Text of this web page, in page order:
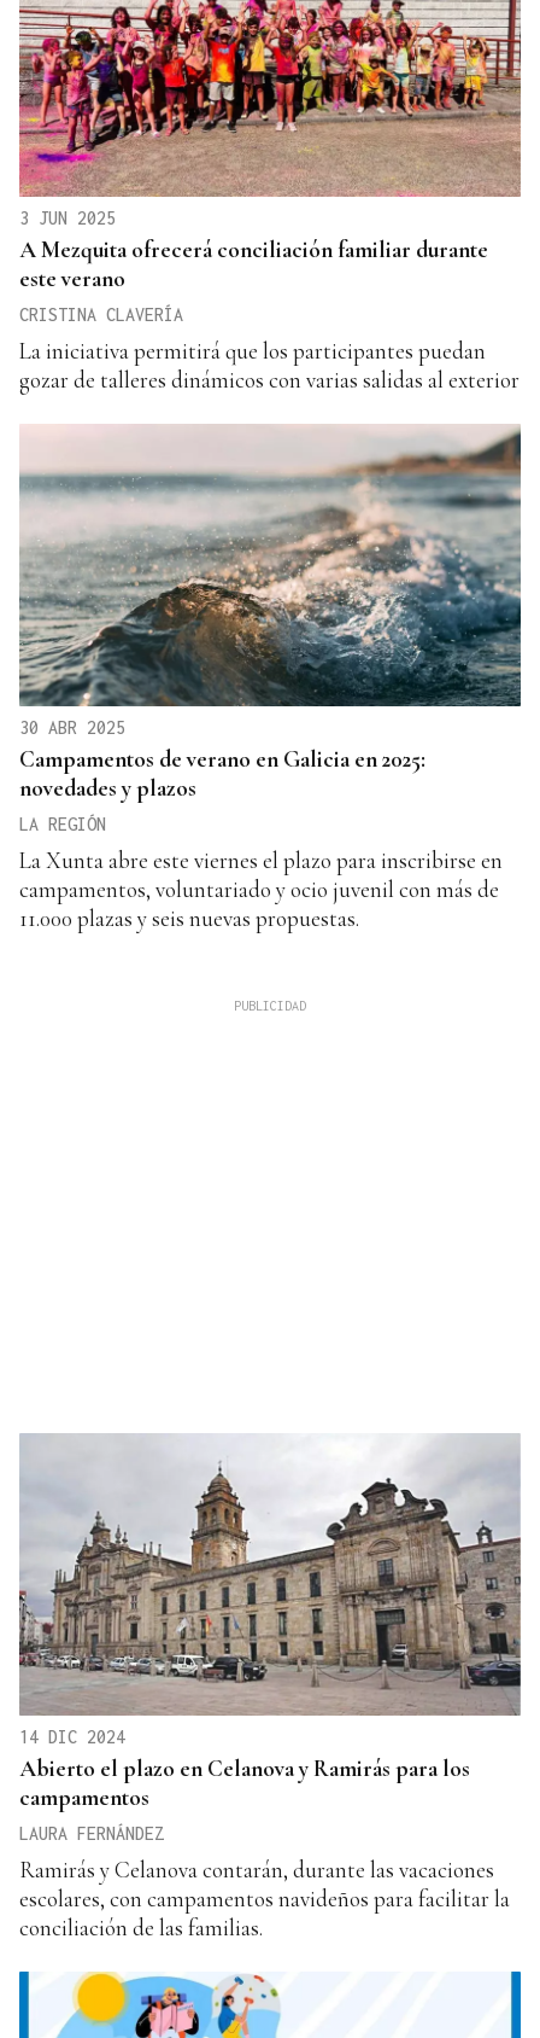
3 JUN 2025
A Mezquita ofrecerá conciliación familiar durante
este verano
CRISTINA CLAVERÍA
La iniciativa permitirá que los participantes puedan
gozar de talleres dinámicos con varias salidas al exterior
30 ABR 2025
Campamentos de verano en Galicia en 2025:
novedades y plazos
LA REGIÓN
La Xunta abre este viernes el plazo para inscribirse en
campamentos, voluntariado y ocio juvenil con más de
11.000 plazas y seis nuevas propuestas.
14 DIC 2024
Abierto el plazo en Celanova y Ramirás para los
campamentos
LAURA FERNÁNDEZ
Ramirás y Celanova contarán, durante las vacaciones
escolares, con campamentos navideños para facilitar la
conciliación de las familias.